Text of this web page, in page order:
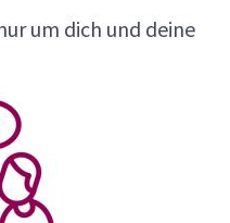
um dich und deine